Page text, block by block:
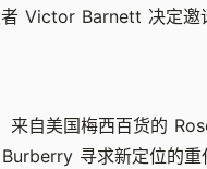
Victor Barnett 决定邀
来自美国梅西百货的
寻求新定位的重